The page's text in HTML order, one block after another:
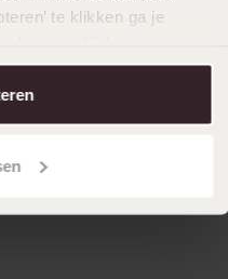
te klikken ga je
in onscookiebeleid.
minimaal 10% korting